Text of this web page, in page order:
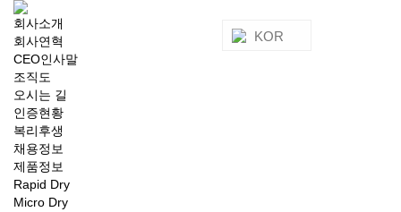
KOR
회사소개
회사연혁
CEO인사말
조직도
오시는 길
인증현황
복리후생
채용정보
제품정보
Rapid Dry
Micro Dry